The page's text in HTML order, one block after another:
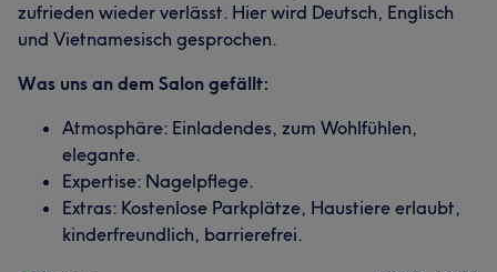
zufrieden wieder verlässt. Hier wird Deutsch, Englisch
und Vietnamesisch gesprochen.
Was uns an dem Salon gefällt:
Atmosphäre: Einladendes, zum Wohlfühlen,
elegante.
Expertise: Nagelpflege.
Extras: Kostenlose Parkplätze, Haustiere erlaubt,
kinderfreundlich, barrierefrei.